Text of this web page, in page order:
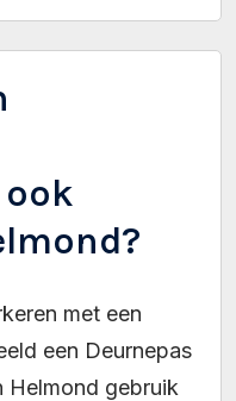
met een
een Deurnepas
Helmond gebruik